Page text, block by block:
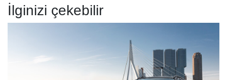
İlginizi çekebilir